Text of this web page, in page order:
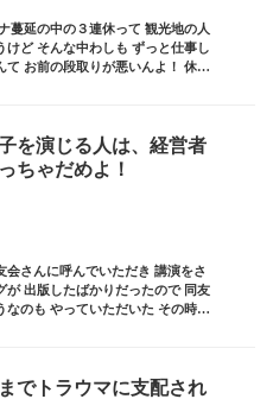
蔓延の中の３連休って 観光地の人
ど そんな中わしも ずっと仕事し
て お前の段取りが悪いんよ！ 休み
を演じる人は、経営者
ちゃだめよ！
さんに呼んでいただき 講演をさ
が 出版したばかりだったので 同友
のも やっていただいた その時に
でトラウマに支配され